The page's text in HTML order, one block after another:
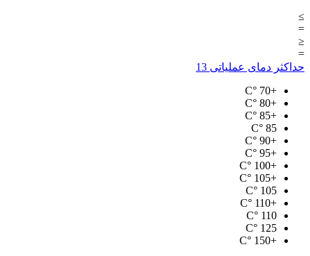
≥
=
≤
=
حداکثر دمای عملیاتی 13
+70
°C
+80
°C
+85
°C
85
°C
+90
°C
+95
°C
+100
°C
+105
°C
105
°C
+110
°C
110
°C
125
°C
+150
°C